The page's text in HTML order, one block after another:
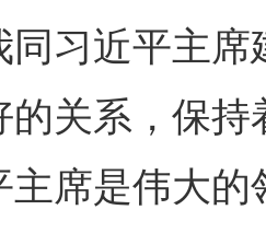
同习近平主
的关系，保
主席是伟大